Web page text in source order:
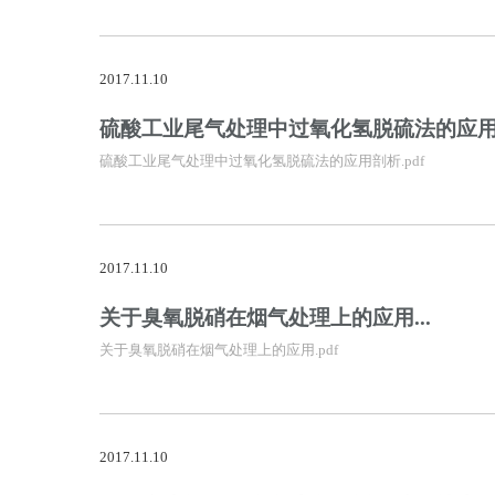
2017.11.10
硫酸工业尾气处理中过氧化氢脱硫法的应
硫酸工业尾气处理中过氧化氢脱硫法的应用剖析.pdf
2017.11.10
关于臭氧脱硝在烟气处理上的应用...
关于臭氧脱硝在烟气处理上的应用.pdf
2017.11.10